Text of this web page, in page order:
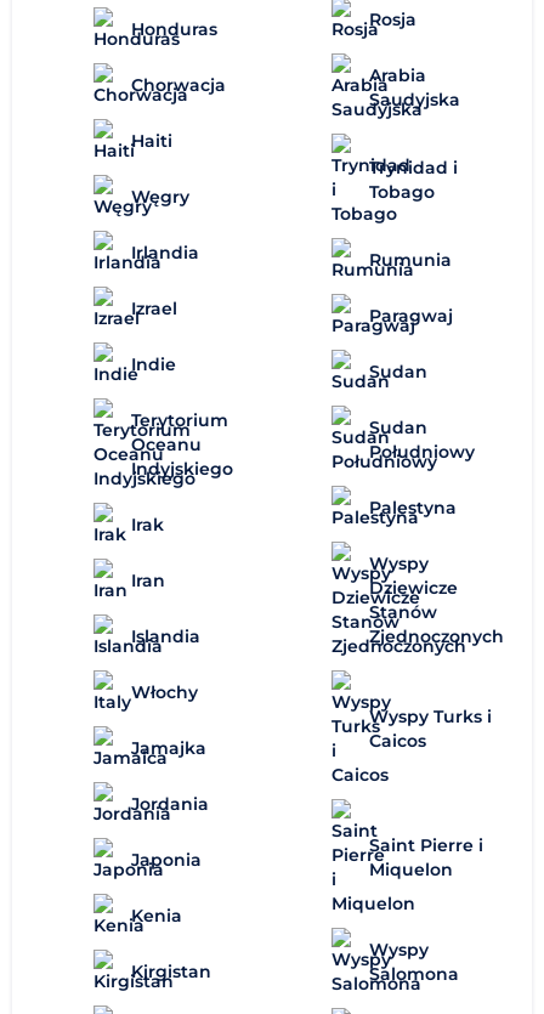
Honduras
Chorwacja
Haiti
Węgry
Irlandia
Izrael
Indie
Terytorium
Oceanu
Indyjskiego
Irak
Iran
Islandia
Włochy
Jamajka
Jordania
Japonia
Kenia
Kirgistan
Rosja
Arabia
Saudyjska
Trynidad i
Tobago
Rumunia
Paragwaj
Sudan
Sudan
Południowy
Palestyna
Wyspy
Dziewicze
Stanów
Zjednoczonych
Wyspy Turks i
Caicos
Saint Pierre i
Miquelon
Wyspy
Salomona